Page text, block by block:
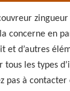
concerne en
d’autres
les types
pas à contacter